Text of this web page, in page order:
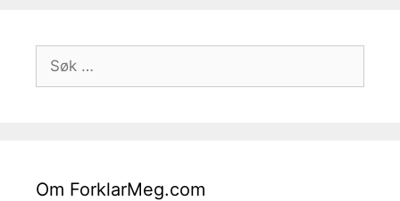
etter:
Om ForklarMeg.com